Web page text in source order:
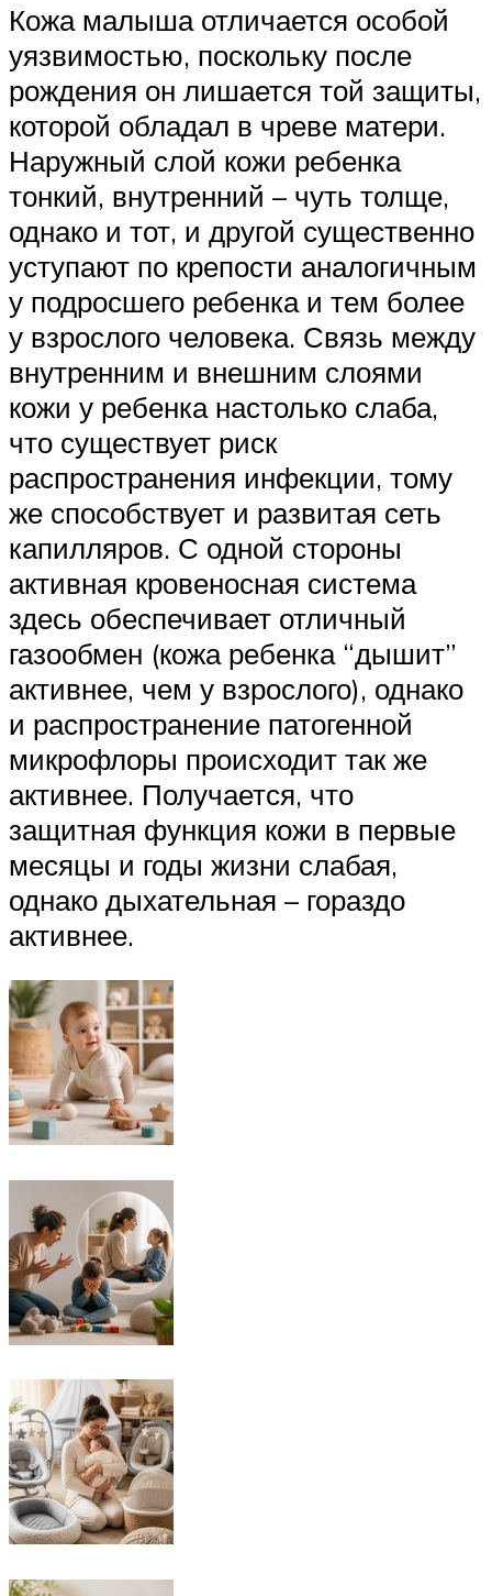
Кожа малыша отличается особой
уязвимостью, поскольку после
рождения он лишается той защиты,
которой обладал в чреве матери.
Наружный слой кожи ребенка
тонкий, внутренний – чуть толще,
однако и тот, и другой существенно
уступают по крепости аналогичным
у подросшего ребенка и тем более
у взрослого человека. Связь между
внутренним и внешним слоями
кожи у ребенка настолько слаба,
что существует риск
распространения инфекции, тому
же способствует и развитая сеть
капилляров. С одной стороны
активная кровеносная система
здесь обеспечивает отличный
газообмен (кожа ребенка “дышит”
активнее, чем у взрослого), однако
и распространение патогенной
микрофлоры происходит так же
активнее. Получается, что
защитная функция кожи в первые
месяцы и годы жизни слабая,
однако дыхательная – гораздо
активнее.